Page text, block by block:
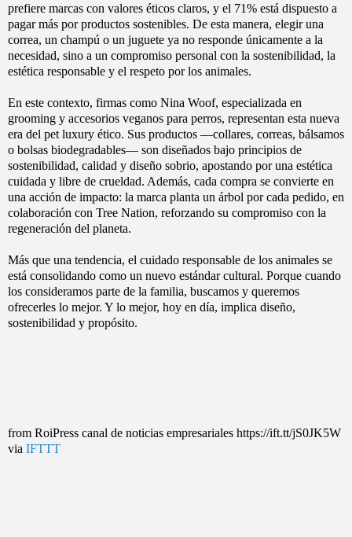
prefiere marcas con valores éticos claros, y el 71% está dispuesto a
pagar más por productos sostenibles. De esta manera, elegir una
correa, un champú o un juguete ya no responde únicamente a la
necesidad, sino a un compromiso personal con la sostenibilidad, la
estética responsable y el respeto por los animales.
En este contexto, firmas como Nina Woof, especializada en
grooming y accesorios veganos para perros, representan esta nueva
era del pet luxury ético. Sus productos —collares, correas, bálsamos
o bolsas biodegradables— son diseñados bajo principios de
sostenibilidad, calidad y diseño sobrio, apostando por una estética
cuidada y libre de crueldad. Además, cada compra se convierte en
una acción de impacto: la marca planta un árbol por cada pedido, en
colaboración con Tree Nation, reforzando su compromiso con la
regeneración del planeta.
Más que una tendencia, el cuidado responsable de los animales se
está consolidando como un nuevo estándar cultural. Porque cuando
los consideramos parte de la familia, buscamos y queremos
ofrecerles lo mejor. Y lo mejor, hoy en día, implica diseño,
sostenibilidad y propósito.
from RoiPress canal de noticias empresariales https://ift.tt/jS0JK5W
via IFTTT